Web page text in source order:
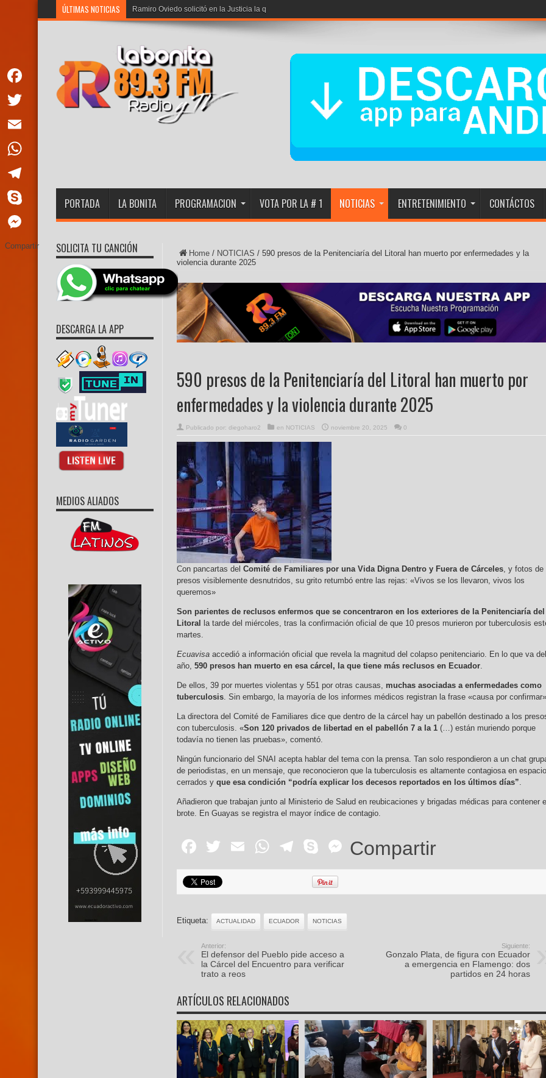
ÚLTIMAS NOTICIAS Ramiro Oviedo solicitó en la Justicia la quiebra de El Naci
PORTADA LA BONITA PROGRAMACION VOTA POR LA # 1 NOTICIAS ENTRETENIMIENTO CONTÁCTOS
Home / NOTICIAS / 590 presos de la Penitenciaría del Litoral han muerto por enfermedades y la
violencia durante 2025
590 presos de la Penitenciaría del Litoral han muerto por
enfermedades y la violencia durante 2025
Publicado por: diegoharo2 en NOTICIAS noviembre 20, 2025 0
Con pancartas del Comité de Familiares por una Vida Digna Dentro y Fuera de Cárceles, y fotos de
presos visiblemente desnutridos, su grito retumbó entre las rejas: «Vivos se los llevaron, vivos los
queremos»
Son parientes de reclusos enfermos que se concentraron en los exteriores de la Penitenciaría del
Litoral
la tarde del miércoles, tras la confirmación oficial de que 10 presos murieron por tuberculosis
martes.
Ecuavisa accedió a información oficial que revela la magnitud del colapso penitenciario. En lo que va del
año, 590 presos han muerto en esa cárcel, la que tiene más reclusos en Ecuador.
De ellos, 39 por muertes violentas y 551 por otras causas, muchas asociadas a enfermedades como
tuberculosis. Sin embargo, la mayoría de los informes médicos registran la frase «causa por
La directora del Comité de Familiares dice que dentro de la cárcel hay un pabellón destinado a los
con tuberculosis. «Son 120 privados de libertad en el pabellón 7 a la 1 (…) están muriendo porque
todavía no tienen las pruebas», comentó.
Ningún funcionario del SNAI acepta hablar del tema con la prensa. Tan solo respondieron a un chat
de periodistas, en un mensaje, que reconocieron que la tuberculosis es altamente contagiosa en
cerrados y que esa condición “podría explicar los decesos reportados en los últimos días”.
Añadieron que trabajan junto al Ministerio de Salud en reubicaciones y brigadas médicas para contener
brote. En Guayas se registra el mayor índice de contagio.
Facebook
Twitter
EmailWhatsApp
Telegram
SkypeMessenger
Compartir
Etiqueta: ACTUALIDAD ECUADOR NOTICIAS
Anterior:
El defensor del Pueblo pide acceso a
la Cárcel del Encuentro para verificar
trato a reos
Siguiente:
Gonzalo Plata, de figura con Ecuador
a emergencia en Flamengo: dos
partidos en 24 horas
ARTÍCULOS RELACIONADOS
SOLICITA TU CANCIÓN
DESCARGA LA APP
MEDIOS ALIADOS
Facebook
Twitter
Email
WhatsApp
Telegram
Skype
Messenger
Compartir